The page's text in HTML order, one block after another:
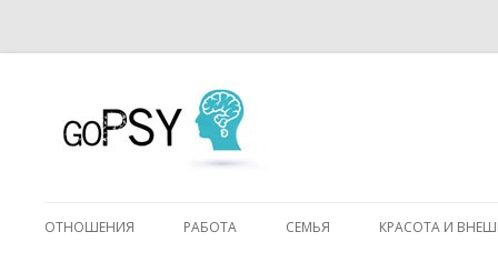
ОТНОШЕНИЯ РАБОТА СЕМЬЯ КРАСОТА И